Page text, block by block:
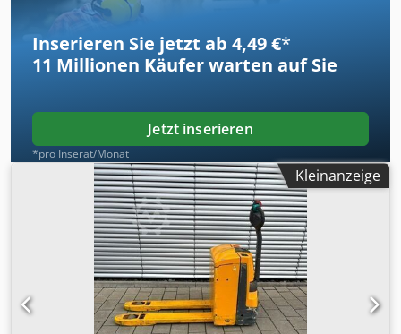
Inserieren Sie jetzt ab 4,49 €*
11 Millionen Käufer warten auf Sie
Jetzt inserieren
*pro Inserat/Monat
Kleinanzeige